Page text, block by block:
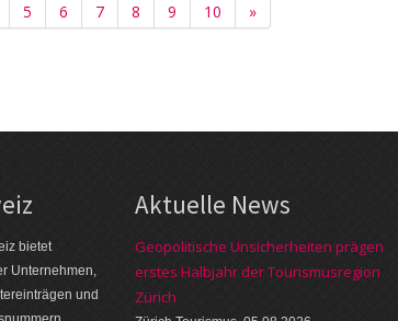
5 6 7 8 9 10 »
bietet
Unternehmen,
und
Aktuelle News
Geopolitische Unsicherheiten prägen
erstes Halbjahr der Tourismusregion
Zürich